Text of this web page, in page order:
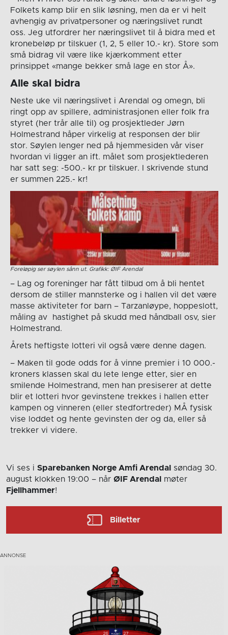
Folkets kamp blir en slik løsning, men da er vi helt
avhengig av privatpersoner og næringslivet rundt
oss. Jeg utfordrer her næringslivet til å bidra med et
kronebeløp pr tilskuer (1, 2, 5 eller 10.- kr). Store som
små bidrag vil være like kjærkomment etter
prinsippet «mange bekker små lage en stor Å».
Alle skal bidra
Neste uke vil næringslivet i Arendal og omegn, bli
ringt opp av spillere, administrasjonen eller folk fra
styret (her trår alle til) og prosjektleder Jørn
Holmestrand håper virkelig at responsen der blir
stor. Søylen lenger ned på hjemmesiden vår viser
hvordan vi ligger an ift. målet som prosjektlederen
har satt seg: -500.- kr pr tilskuer. I skrivende stund
er summen 225.- kr!
Foreløpig ser søylen sånn ut. Grafikk: ØIF Arendal
– Lag og foreninger har fått tilbud om å bli hentet
dersom de stiller mannsterke og i hallen vil det være
masse aktiviteter for barn – Tarzanløype, hoppeslott,
måling av hastighet på skudd med håndball osv, sier
Holmestrand.
Årets heftigste lotteri vil også være denne dagen.
– Maken til gode odds for å vinne premier i 10 000.-
kroners klassen skal du lete lenge etter, sier en
smilende Holmestrand, men han presiserer at dette
blir et lotteri hvor gevinstene trekkes i hallen etter
kampen og vinneren (eller stedfortreder) MÅ fysisk
vise loddet og hente gevinsten der og da, eller så
trekker vi videre.
Vi ses i Sparebanken Norge Amfi Arendal
søndag 30.
august klokken 19:00 – når ØIF Arendal
møter
Fjellhammer!
Billetter